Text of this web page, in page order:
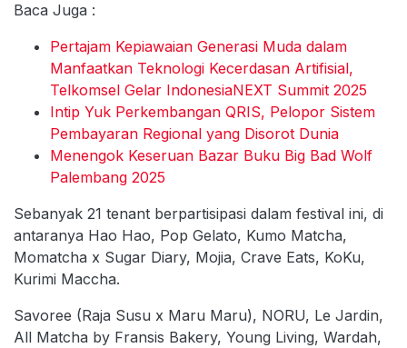
Baca Juga :
Pertajam Kepiawaian Generasi Muda dalam
Manfaatkan Teknologi Kecerdasan Artifisial,
Telkomsel Gelar IndonesiaNEXT Summit 2025
Intip Yuk Perkembangan QRIS, Pelopor Sistem
Pembayaran Regional yang Disorot Dunia
Menengok Keseruan Bazar Buku Big Bad Wolf
Palembang 2025
Sebanyak 21 tenant berpartisipasi dalam festival ini, di
antaranya Hao Hao, Pop Gelato, Kumo Matcha,
Momatcha x Sugar Diary, Mojia, Crave Eats, KoKu,
Kurimi Maccha.
Savoree (Raja Susu x Maru Maru), NORU, Le Jardin,
All Matcha by Fransis Bakery, Young Living, Wardah,